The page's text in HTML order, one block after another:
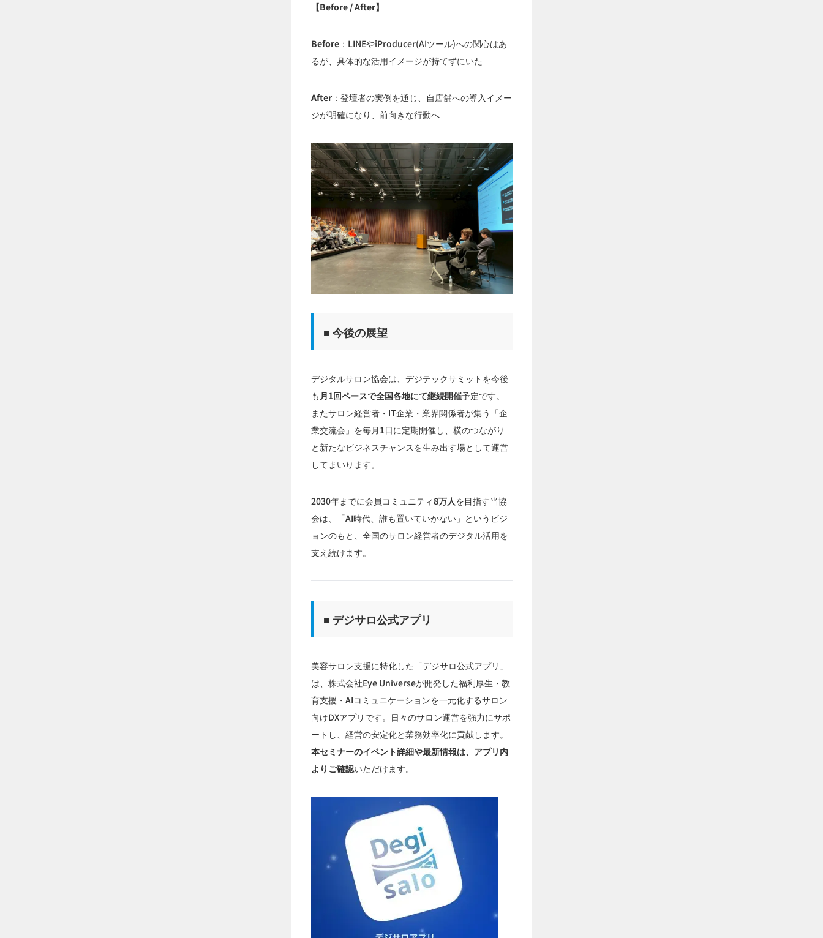
【Before / After】
Before：LINEやiProducer(AIツール)への関心はあ
るが、具体的な活用イメージが持てずにいた
After：登壇者の実例を通じ、自店舗への導入イメー
ジが明確になり、前向きな行動へ
■ 今後の展望
デジタルサロン協会は、デジテックサミットを今後
も 月1回ペースで全国各地にて継続開催予定です。
またサロン経営者・IT企業・業界関係者が集う「企
業交流会」を毎月1日に定期開催し、横のつながり
と新たなビジネスチャンスを生み出す場として運営
してまいります。
2030年までに会員コミュニティ8万人を目指す当協
会は、「AI時代、誰も置いていかない」というビジ
ョンのもと、全国のサロン経営者のデジタル活用を
支え続けます。
■ デジサロ公式アプリ
美容サロン支援に特化した「デジサロ公式アプリ」
は、株式会社Eye Universeが開発した福利厚生・教
育支援・AIコミュニケーションを一元化するサロン
向けDXアプリです。日々のサロン運営を強力にサポ
ートし、経営の安定化と業務効率化に貢献します。
本セミナーのイベント詳細や最新情報は、アプリ内
よりご確認いただけます。